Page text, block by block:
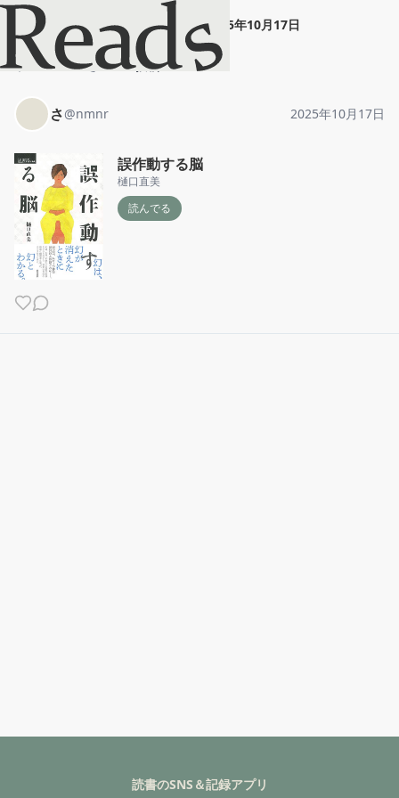
さ"誤作動する脳" 2025年10月17日
ホーム さ 投稿
さ@nmnr 2025年10月17日
誤作動する脳
樋口直美
読んでる
読書のSNS＆記録アプリ